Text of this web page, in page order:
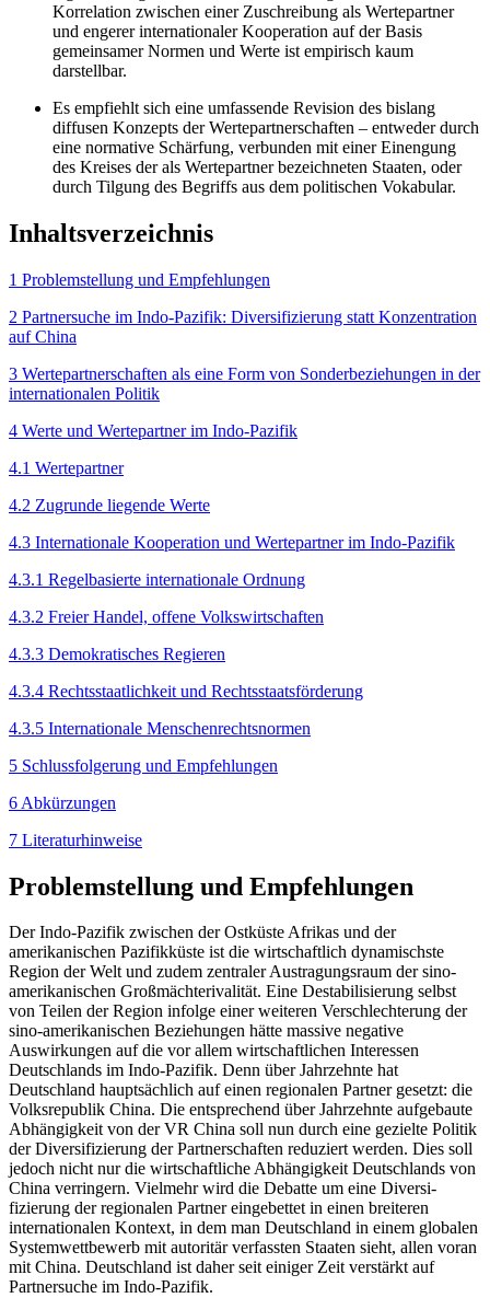
Korrelation zwischen einer Zuschreibung als Wertepartner
und engerer internationaler Kooperation auf der Basis
gemeinsamer Normen und Werte ist empirisch kaum
darstellbar.
Es empfiehlt sich eine umfassende Revision des bislang
diffusen Konzepts der Wertepartnerschaften – entweder durch
eine normative Schärfung, verbunden mit einer Einengung
des Kreises der als Wertepartner bezeich­neten Staaten, oder
durch Tilgung des Begriffs aus dem politischen Vokabular.
Inhaltsverzeichnis
1 Problemstellung und Empfehlungen
2 Partnersuche im Indo-Pazifik: Diversifizierung statt Konzentration
auf China
3 Wertepartnerschaften als eine Form von Sonderbeziehungen in der
internationalen Politik
4 Werte und Wertepartner im Indo-Pazifik
4.1 Wertepartner
4.2 Zugrunde liegende Werte
4.3 Internationale Kooperation und Wertepartner im Indo-Pazifik
4.3.1 Regelbasierte internationale Ordnung
4.3.2 Freier Handel, offene Volkswirtschaften
4.3.3 Demokratisches Regieren
4.3.4 Rechtsstaatlichkeit und Rechtsstaats­förderung
4.3.5 Internationale Menschenrechtsnormen
5 Schlussfolgerung und Empfehlungen
6 Abkürzungen
7 Literaturhinweise
Problemstellung und Empfehlungen
Der Indo-Pazifik zwischen der Ostküste Afrikas und der
amerikanischen Pazifikküste ist die wirtschaftlich dynamischste
Region der Welt und zudem zentraler Austragungsraum der sino-
amerikanischen Großmächte­rivalität. Eine Destabilisierung selbst
von Teilen der Region infolge einer weiteren Verschlechterung der
sino-amerikanischen Beziehungen hätte massive negative
Auswirkungen auf die vor allem wirtschaftlichen Interessen
Deutschlands im Indo-Pazifik. Denn über Jahrzehnte hat
Deutschland hauptsächlich auf einen regionalen Partner gesetzt: die
Volksrepublik China. Die entsprechend über Jahrzehnte aufgebaute
Abhängigkeit von der VR China soll nun durch eine gezielte Politik
der Diversifizierung der Partnerschaften reduziert werden. Dies soll
jedoch nicht nur die wirt­schaftliche Abhängigkeit Deutschlands von
China verringern. Vielmehr wird die Debatte um eine Diver­si­
fizierung der regionalen Partner eingebettet in einen breiteren
internationalen Kontext, in dem man Deutsch­land in einem globalen
System­wettbewerb mit autoritär verfassten Staaten sieht, allen voran
mit China. Deutschland ist daher seit einiger Zeit ver­stärkt auf
Partnersuche im Indo-Pazifik.